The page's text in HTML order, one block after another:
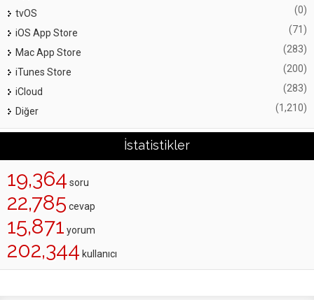
tvOS (0)
iOS App Store (71)
Mac App Store (283)
iTunes Store (200)
iCloud (283)
Diğer (1,210)
İstatistikler
19,364 soru
22,785 cevap
15,871 yorum
202,344 kullanıcı